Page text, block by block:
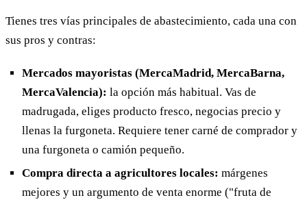
Tienes tres vías principales de abastecimiento, cada una con
sus pros y contras:
Mercados mayoristas (MercaMadrid, MercaBarna,
MercaValencia): la opción más habitual. Vas de
madrugada, eliges producto fresco, negocias precio y
llenas la furgoneta. Requiere tener carné de comprador y
una furgoneta o camión pequeño.
Compra directa a agricultores locales: márgenes
mejores y un argumento de venta enorme ("fruta de